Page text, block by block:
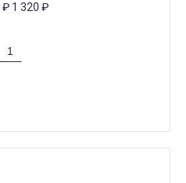
₽ 1 320 ₽